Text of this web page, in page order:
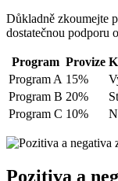
Důkladně zkoumejte
dostatečnou podporu
Program Provize
Program A 15%
Program B 20%
Program C 10%
Pozitiva a